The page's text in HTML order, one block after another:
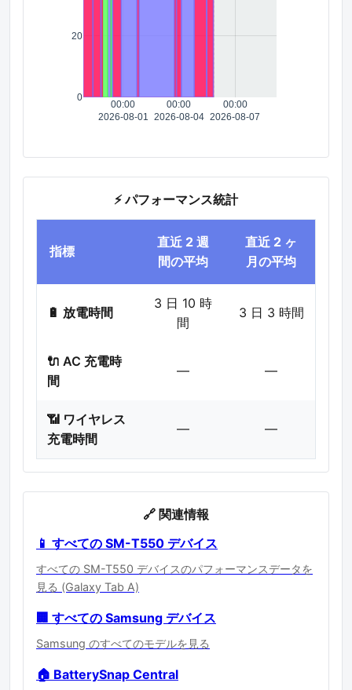
00:00
2026-08-01
00:00
2026-08-04
00:00
2026-08-07
0
20
⚡ パフォーマンス統計
指標
直近 2 週
間の平均
直近 2 ヶ
月の平均
🔋 放電時間
3 日 10 時
間
3 日 3 時間
🔌 AC 充電時
間
— —
📶 ワイヤレス
充電時間
— —
🔗 関連情報
📱 すべての SM-T550 デバイス
すべての SM-T550 デバイスのパフォーマンスデータを
見る (Galaxy Tab A)
🏢 すべての Samsung デバイス
Samsung のすべてのモデルを見る
🏠 BatterySnap Central